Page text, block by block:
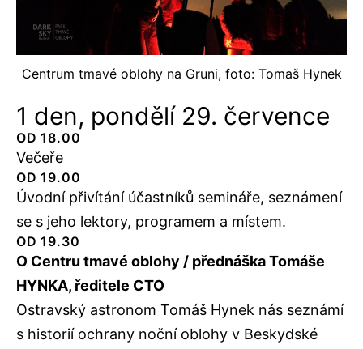
Centrum tmavé oblohy na Gruni, foto: Tomaš Hynek
1 den, pondělí 29. července
OD 18.00
Večeře
OD 19.00
Úvodní přivítání účastníků semináře, seznámení
se s jeho lektory, programem a místem.
OD 19.30
O Centru tmavé oblohy / přednáška Tomáše
HYNKA, ředitele CTO
Ostravský astronom Tomáš Hynek nás seznámí
s historií ochrany noční oblohy v Beskydské